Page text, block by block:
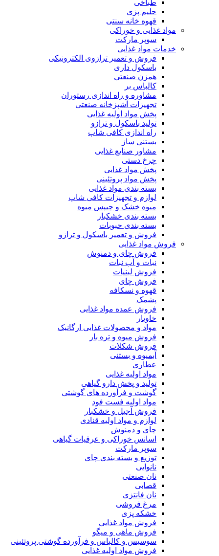
طباخی
حلیم پزی
قهوه خانه سنتی
مواد غذایی و خوراکی
سوپر مارکت
خدمات مواد غذایی
فروش و تعمیر ترازوی الکترونیکی
باسکول داری
همزن صنعتی
کالباس بر
مشاوره و راه اندازی رستوران
تجهیزات آشپزخانه صنعتی
پخش مواد اولیه غذایی
تولید باسکول و ترازو
راه اندازی کافی شاپ
بستنی ساز
مشاور صنایع غذایی
چرخ دستی
پخش مواد غذایی
پخش مواد پروتئینی
بسته بندی مواد غذایی
لوازم و تجهیزات کافی شاپ
میوه خشک و چیپس میوه
بسته بندی خشکبار
بسته بندی حبوبات
فروش و تعمیر باسکول و ترازو
فروش مواد غذایی
فروش چای و دمنوش
نبات و آب نبات
فروش لبنیات
فروش چای
قهوه و نسکافه
پشمک
فروش عمده مواد غذایی
خاویار
مواد و محصولات غذایی ارگانیک
فروش میوه و تره بار
فروش شکلات
آبمیوه و بستنی
عطاری
مواد اولیه غذایی
تولید و پخش دارو گیاهی
گوشت و فرآورده های گوشتی
مواد اولیه فست فود
فروش آجیل و خشکبار
لوازم و مواد اولیه قنادی
چای و دمنوش
اسانس خوراکی و عرقیات گیاهی
سوپر مارکت
توزیع و بسته بندی چای
نانوایی
نان صنعتی
قصابی
نان فانتزی
مرغ فروشی
خشکه پزی
فروش مواد غذایی
فروش ماهی و میگو
سوسیس و کالباس و فرآورده گوشتی پروتئینی
فروش مواد اولیه غذایی